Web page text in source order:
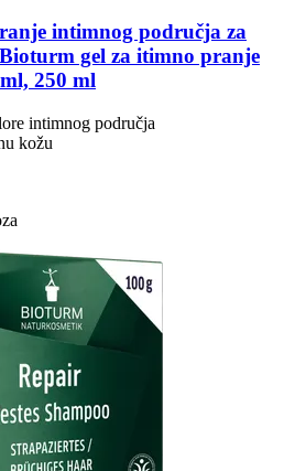
intimnog područja za
gel za itimno pranje
250 ml
intimnog područja
kožu